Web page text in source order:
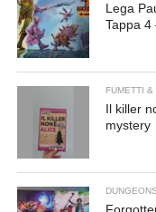
Lega
Tappa 4
FUMETTI &
Il killer
mystery